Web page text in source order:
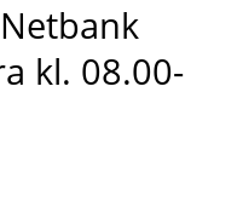
kl. 08.00-